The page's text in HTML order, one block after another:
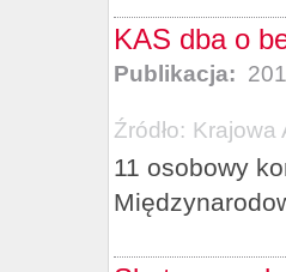
KAS dba o
Publikacja:
Źródło: Krajowa
11 osobowy